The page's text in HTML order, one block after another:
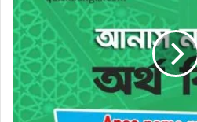
নামের
অর্থ
কি?
সঠিক
জানুন
(Anas
name